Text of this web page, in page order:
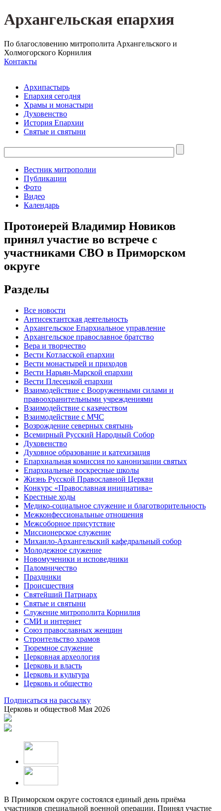
Архангельская епархия
По благословению митрополита Архангельского и
Холмогорского Корнилия
Контакты
Архипастырь
Епархия сегодня
Храмы и монастыри
Духовенство
История Епархии
Святые и святыни
Вестник митрополии
Публикации
Фото
Видео
Календарь
Протоиерей Владимир Новиков
принял участие во встрече с
участниками СВО в Приморском
округе
Разделы
Все новости
Антисектантская деятельность
Архангельское Епархиальное управление
Архангельское православное братство
Вера и творчество
Вести Котласской епархии
Вести монастырей и приходов
Вести Нарьян-Марской епархии
Вести Плесецкой епархии
Взаимодействие с Вооруженными силами и
правоохранительными учреждениями
Взаимодействие с казачеством
Взаимодействие с МЧС
Возрождение северных святынь
Всемирный Русский Народный Собор
Духовенство
Духовное образование и катехизация
Епархиальная комиссия по канонизации святых
Епархиальные воскресные школы
Жизнь Русской Православной Церкви
Конкурс «Православная инициатива»
Крестные ходы
Медико-социальное служение и благотворительность
Межконфессиональные отношения
Межсоборное присутствие
Миссионерское служение
Михаило-Архангельский кафедральный собор
Молодежное служение
Новомученики и исповедники
Паломничество
Праздники
Происшествия
Святейший Патриарх
Святые и святыни
Служение митрополита Корнилия
СМИ и интернет
Союз православных женщин
Строительство храмов
Тюремное служение
Церковная археология
Церковь и власть
Церковь и культура
Церковь и общество
Подписаться на рассылку
Церковь и общество8 Мая 2026
В Приморском округе состоялся единый день приёма
участников специальной военной операции. Принял участие